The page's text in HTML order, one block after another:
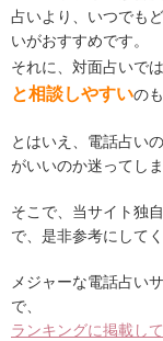
占いより、いつでも
いがおすすめです。
それに、対面占いで
と相談しやすいの
とはいえ、電話占い
がいいのか迷ってし
そこで、当サイト独
で、是非参考にしてく
メジャーな電話占い
で、
ランキングに掲載し